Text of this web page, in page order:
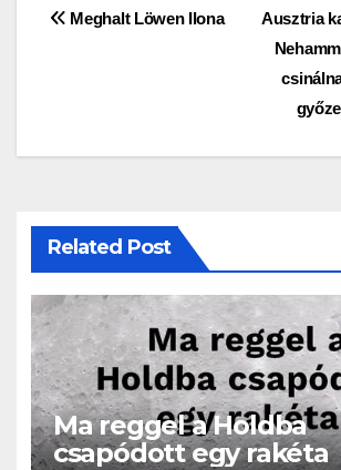
Bejegyzés
Ausztria
Meghalt Löwen Ilona
Related Post
Ma reggel a Holdba
csapódott egy rakéta